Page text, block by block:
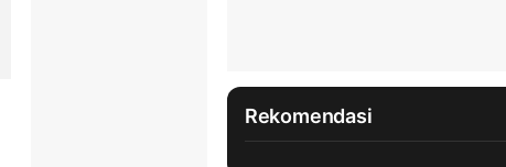
Rekomendasi